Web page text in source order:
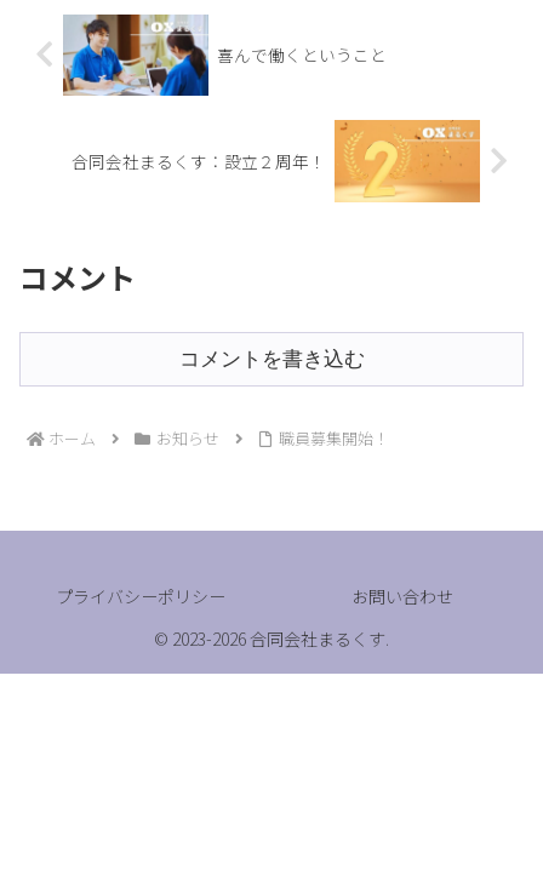
喜んで働くということ
合同会社まるくす：設立２周年！
コメント
コメントを書き込む
ホーム お知らせ 職員募集開始！
プライバシーポリシー
お問い合わせ
© 2023-2026 合同会社まるくす.